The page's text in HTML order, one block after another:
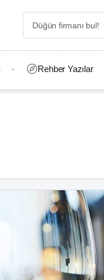
Rehber Yazılar